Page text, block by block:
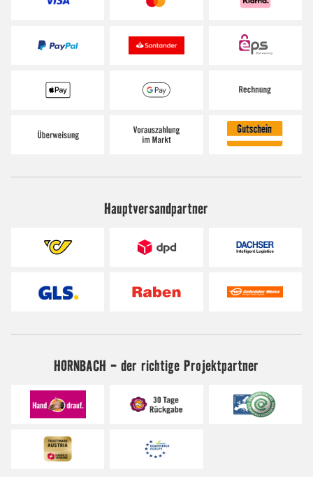
Hauptversandpartner
HORNBACH - der richtige Projektpartner